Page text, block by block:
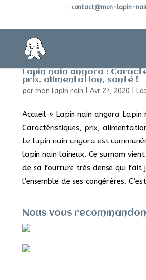
contact@mon-lapin-
Lapin nain angora :
prix, alimentation, santé !
par mon lapin nain Avr 27, 2020
Accueil » Lapin nain angora Lapin
Caractéristiques, prix,
Le lapin nain angora est
lapin nain laineux. Ce surnom
de sa fourrure très dense qui fait
l’ensemble de ses congénères.
Nous vous